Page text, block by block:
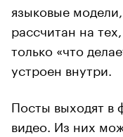
языковые
рассчитан на
только «что
устроен внутри.
Посты выходят в
видео. Из них